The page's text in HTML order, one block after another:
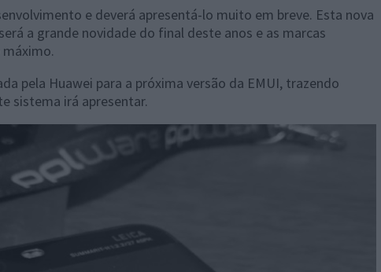
e deverá apresentá-lo muito em breve. Esta nova
a grande novidade do final deste anos e as marcas
pela Huawei para a próxima versão da EMUI, trazendo
sistema irá apresentar.